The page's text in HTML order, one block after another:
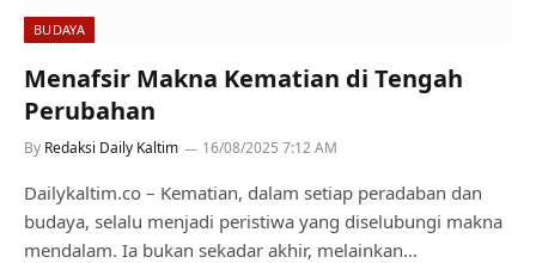
BUDAYA
Menafsir Makna Kematian di Tengah
Perubahan
By Redaksi Daily Kaltim 16/08/2025 7:12 AM
Dailykaltim.co – Kematian, dalam setiap peradaban dan
budaya, selalu menjadi peristiwa yang diselubungi makna
mendalam. Ia bukan sekadar akhir, melainkan…